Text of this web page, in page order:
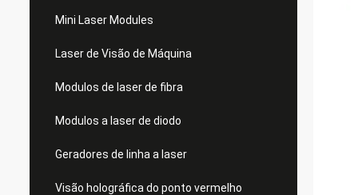
Mini Laser Modules
Laser de Visão de Máquina
Modulos de laser de fibra
Modulos a laser de diodo
Geradores de linha a laser
Visão holográfica do ponto vermelho